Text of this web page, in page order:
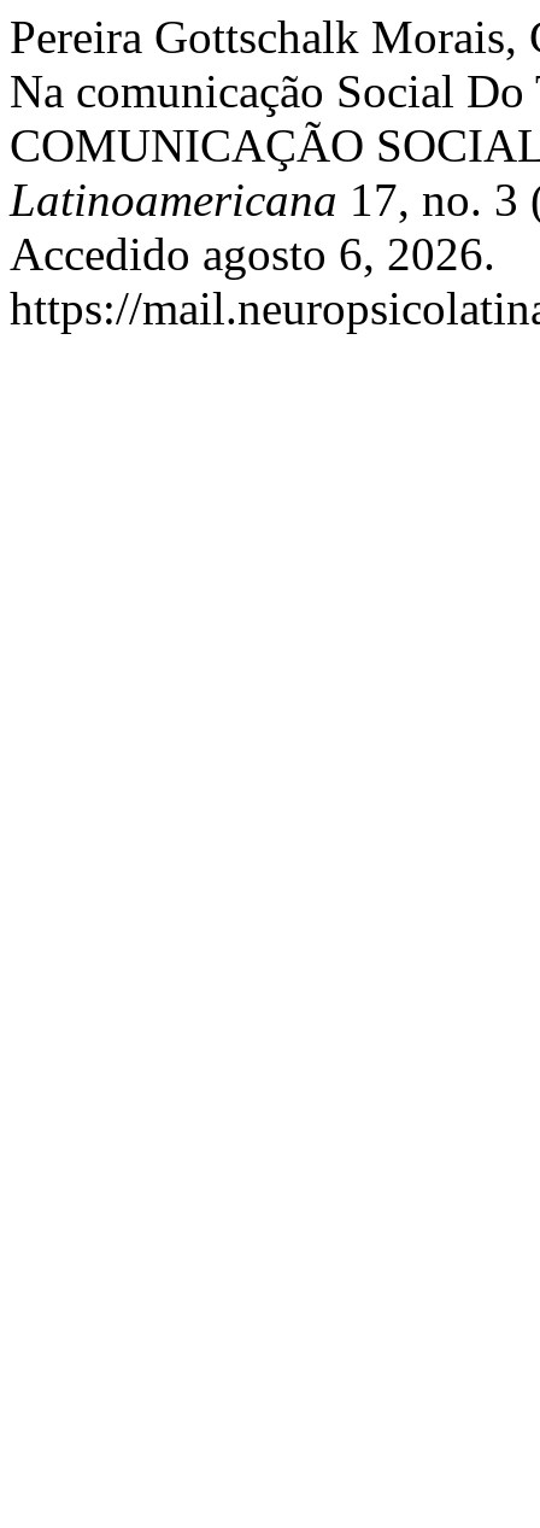
Pereira Gottschalk
Na comunicação Social
COMUNICAÇÃO
Latinoamericana 17, no. 3
Accedido agosto 6, 2026.
https://